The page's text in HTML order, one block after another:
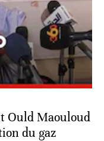
Ould Maouloud
du gaz